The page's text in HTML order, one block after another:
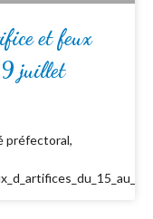
et feux
juillet
préfectoral,